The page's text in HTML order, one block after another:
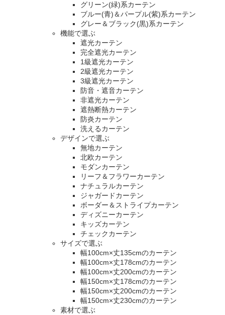
グリーン(緑)系カーテン
ブルー(青)＆パープル(紫)系カーテン
グレー＆ブラック(黒)系カーテン
機能で選ぶ
遮光カーテン
完全遮光カーテン
1級遮光カーテン
2級遮光カーテン
3級遮光カーテン
防音・遮音カーテン
非遮光カーテン
遮熱断熱カーテン
防炎カーテン
洗えるカーテン
デザインで選ぶ
無地カーテン
北欧カーテン
モダンカーテン
リーフ＆フラワーカーテン
ナチュラルカーテン
ジャガードカーテン
ボーダー＆ストライプカーテン
ディズニーカーテン
キッズカーテン
チェックカーテン
サイズで選ぶ
幅100cm×丈135cmのカーテン
幅100cm×丈178cmのカーテン
幅100cm×丈200cmのカーテン
幅150cm×丈178cmのカーテン
幅150cm×丈200cmのカーテン
幅150cm×丈230cmのカーテン
素材で選ぶ